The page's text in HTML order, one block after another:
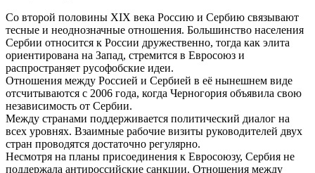
Со второй половины XIX века Россию и Сербию связывают
тесные и неоднозначные отношения. Большинство населения
Сербии относится к России дружественно, тогда как элита
ориентирована на Запад, стремится в Евросоюз и
распространяет русофобские идеи.
Отношения между Россией и Сербией в её нынешнем виде
отсчитываются с 2006 года, когда Черногория объявила свою
независимость от Сербии.
Между странами поддерживается политический диалог на
всех уровнях. Взаимные рабочие визиты руководителей двух
стран проводятся достаточно регулярно.
Несмотря на планы присоединения к Евросоюзу, Сербия не
поддержала антироссийские санкции. Отношения между